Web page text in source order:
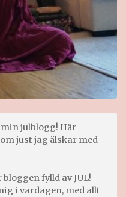
julblogg! Här
just jag älskar med
fylld av JUL!
i vardagen, med allt